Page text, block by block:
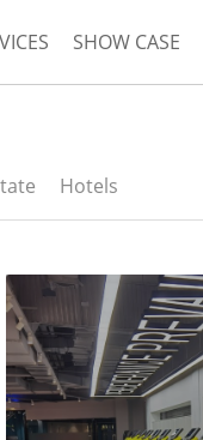
SHOW CASE
Hotels